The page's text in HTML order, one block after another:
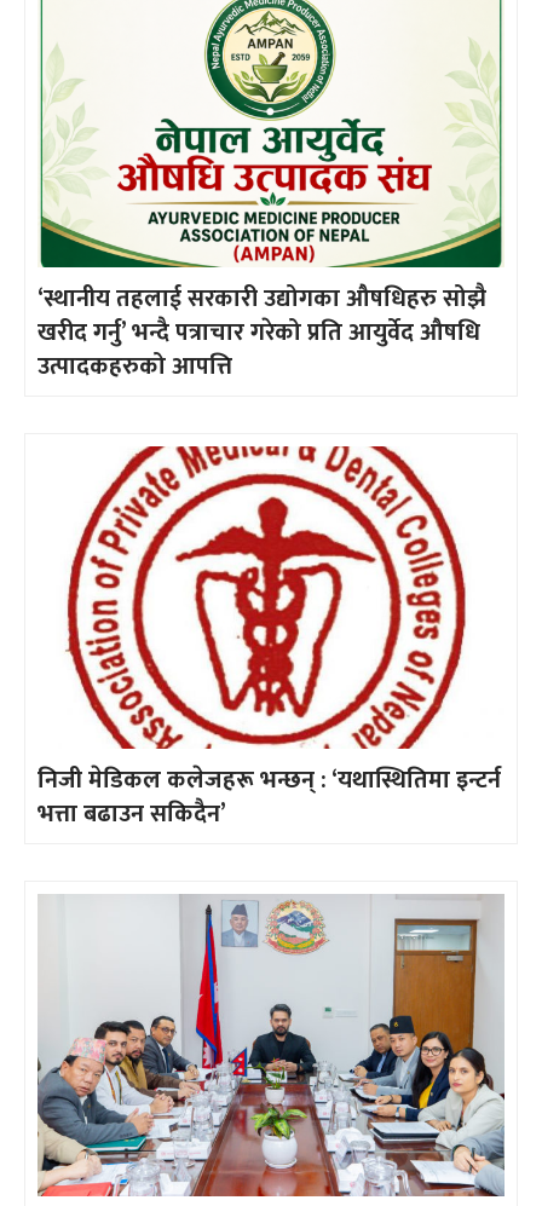
‘स्थानीय तहलाई सरकारी उद्योगका औषधिहरु सोझै
खरीद गर्नु’ भन्दै पत्राचार गरेको प्रति आयुर्वेद औषधि
उत्पादकहरुको आपत्ति
निजी मेडिकल कलेजहरू भन्छन् : ‘यथास्थितिमा इन्टर्न
भत्ता बढाउन सकिदैन’